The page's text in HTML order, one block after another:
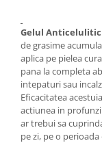
Gelul Anticelulitic
de grasime
aplica pe pielea
pana la completa
intepaturi sau
Eficacitatea
actiunea in
ar trebui sa
pe zi, pe o